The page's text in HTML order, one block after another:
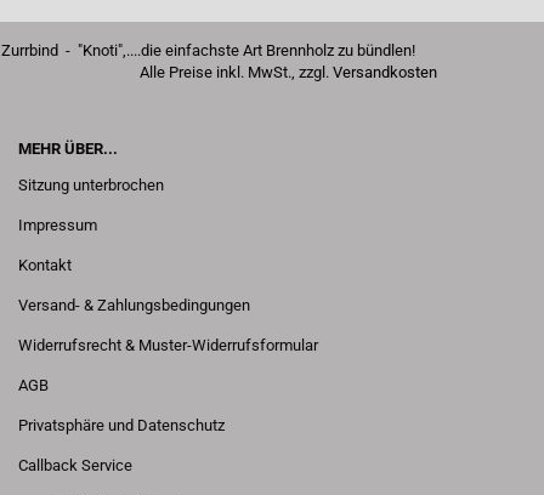
Zurrbind - "Knoti",....die einfachste Art Brennholz zu bündlen!
Alle Preise inkl. MwSt., zzgl. Versandkosten
MEHR ÜBER...
Sitzung unterbrochen
Impressum
Kontakt
Versand- & Zahlungsbedingungen
Widerrufsrecht & Muster-Widerrufsformular
AGB
Privatsphäre und Datenschutz
Callback Service